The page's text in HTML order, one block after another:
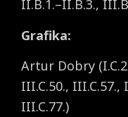
II.B.1.–II.B.3.,
Grafika:
Artur Dobry
III.C.50., III.C.57.,
III.C.77.)